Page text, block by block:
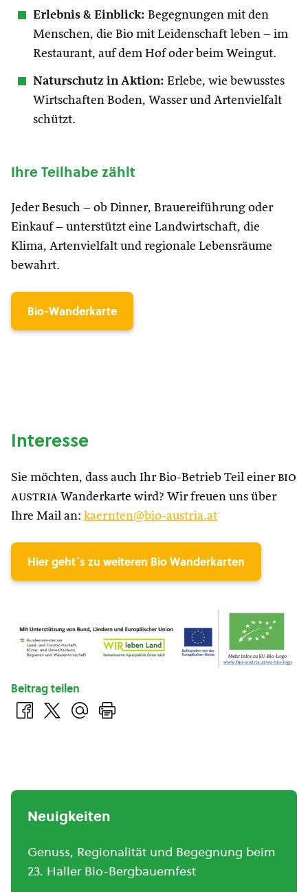
Erlebnis & Einblick: Begegnungen mit den
Menschen, die Bio mit Leidenschaft leben – im
Restaurant, auf dem Hof oder beim Weingut.
Naturschutz in Aktion: Erlebe, wie bewusstes
Wirtschaften Boden, Wasser und Artenvielfalt
schützt.
Ihre Teilhabe zählt
Jeder Besuch – ob Dinner, Brauereiführung oder
Einkauf – unterstützt eine Landwirtschaft, die
Klima, Artenvielfalt und regionale Lebensräume
bewahrt.
Bio-Wanderkarte
Interesse
Sie möchten, dass auch Ihr Bio-Betrieb Teil einer bio
austria Wanderkarte wird? Wir freuen uns über
Ihre Mail an: kaernten@bio-austria.at
Hier geht´s zu weiteren Bio Wanderkarten
Beitrag teilen
Neuigkeiten
Genuss, Regionalität und Begegnung beim
23. Haller Bio-Bergbauernfest